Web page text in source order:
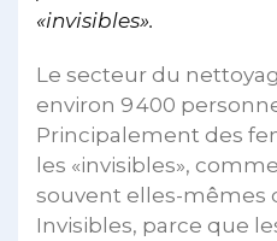
«invisibles».
Le secteur du
environ 9 400
Principalement des
les «invisibles»,
souvent elles-mêmes
Invisibles, parce que